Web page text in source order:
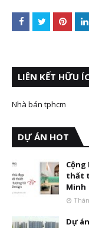
LIÊN KẾT HỮU
Nhà bán tphcm
DỰ ÁN HOT
thất
Minh
Dự